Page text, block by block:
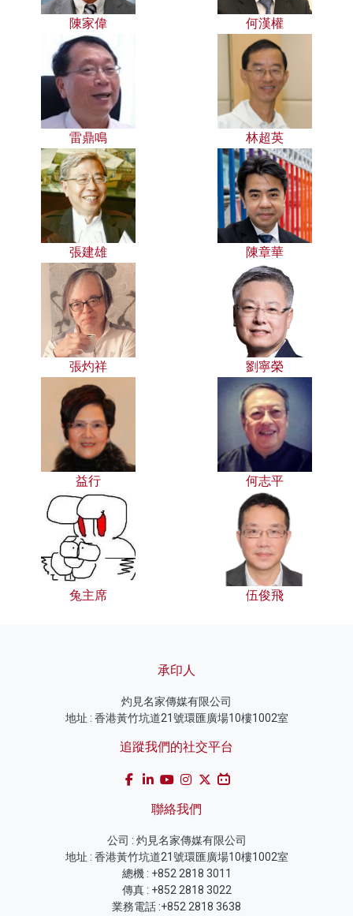
陳家偉 何漢權
雷鼎鳴 林超英
張建雄 陳章華
張灼祥 劉寧榮
益行 何志平
兔主席 伍俊飛
承印人
灼見名家傳媒有限公司
地址 : 香港黃竹坑道21號環匯廣場10樓1002室
追蹤我們的社交平台
聯絡我們
公司 : 灼見名家傳媒有限公司
地址 : 香港黃竹坑道21號環匯廣場10樓1002室
總機 : +852 2818 3011
傳真 : +852 2818 3022
業務電話 :+852 2818 3638